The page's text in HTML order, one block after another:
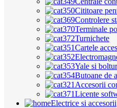
Cititoare
Controlere
Terminale
Turnichete
Cartele acces
Yale si
Butoane de
Accesorii
Licente
Electrice si accesorii